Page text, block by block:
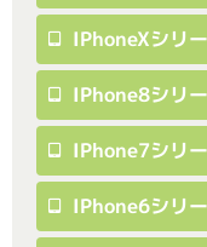
IPhoneXシリ
IPhone8シリ
IPhone7シリ
IPhone6シリ